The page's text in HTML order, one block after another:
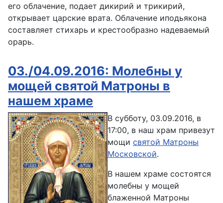
его облачение, подает дикирий и трикирий,
открывает царские врата. Облачение иподьякона
составляет стихарь и крестообразно надеваемый
орарь.
03./04.09.2016: Молебны у
мощей святой Матроны в
нашем храме
В субботу, 03.09.2016, в
17:00, в наш храм привезут
мощи святой Матроны
Московской.
В нашем храме состоятся
молебны у мощей
блаженной Матроны